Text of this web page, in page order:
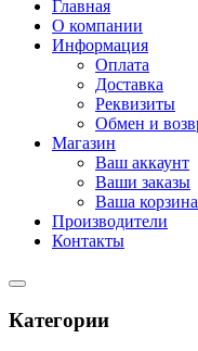
Главная
О компании
Информация
Оплата
Доставка
Реквизиты
Обмен и
Магазин
Ваш аккаунт
Ваши заказы
Ваша корзина
Производители
Контакты
Категории